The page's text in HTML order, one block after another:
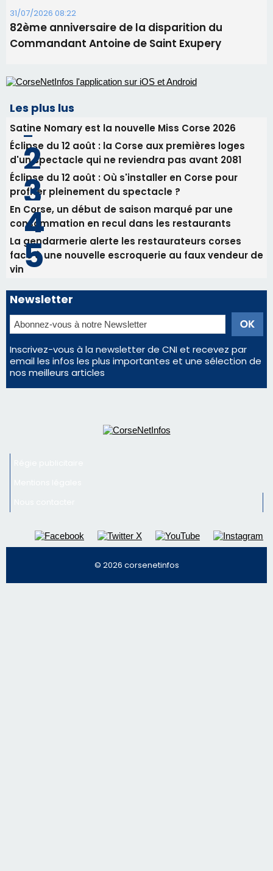
31/07/2026 08:22
82ème anniversaire de la disparition du
Commandant Antoine de Saint Exupery
Les plus lus
Satine Nomary est la nouvelle Miss Corse 2026
Éclipse du 12 août : la Corse aux premières loges
d'un spectacle qui ne reviendra pas avant 2081
Éclipse du 12 août : Où s'installer en Corse pour
profiter pleinement du spectacle ?
En Corse, un début de saison marqué par une
consommation en recul dans les restaurants
La gendarmerie alerte les restaurateurs corses
face à une nouvelle escroquerie au faux vendeur de
vin
Newsletter
Inscrivez-vous à la newsletter de CNI et recevez par
email les infos les plus importantes et une sélection de
nos meilleurs articles
© 2026 corsenetinfos